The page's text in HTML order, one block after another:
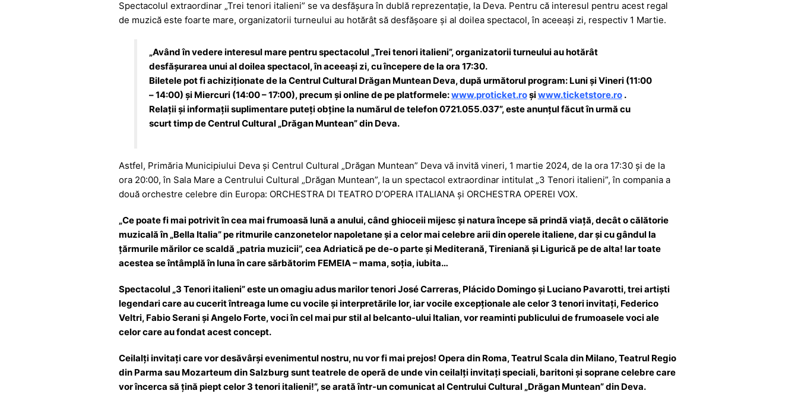
c
b
o
o
k
at
A
p
p
s
e
n
g
er
itt e
gr
a
m
s
a
g
e
ta
a
z
ă
Spectacolul extraordinar „Trei tenori italieni” se va desfășura în dublă reprezentație, la Deva. Pentru că interesul pentru acest regal
de muzică este foarte mare, organizatorii turneului au hotărât să desfășoare și al doilea spectacol, în aceeași zi, respectiv 1 Martie.
„Având în vedere interesul mare pentru spectacolul „Trei tenori italieni”, organizatorii turneului au hotărât
desfășurarea unui al doilea spectacol, în aceeași zi, cu începere de la ora 17:30.
Biletele pot fi achiziționate de la Centrul Cultural Drăgan Muntean Deva, după următorul program: Luni și Vineri (11:00
– 14:00) și Miercuri (14:00 – 17:00), precum și online de pe platformele:www.proticket.roșiwww.ticketstore.ro.
Relații și informații suplimentare puteți obține la numărul de telefon 0721.055.037”, este anunțul făcut în urmă cu
scurt timp de Centrul Cultural „Drăgan Muntean” din Deva.
Astfel, Primăria Municipiului Deva și Centrul Cultural „Drăgan Muntean” Deva vă invită vineri, 1 martie 2024, de la ora 17:30 și de la
ora 20:00, în Sala Mare a Centrului Cultural „Drăgan Muntean”, la un spectacol extraordinar intitulat „3 Tenori italieni”, în compania a
două orchestre celebre din Europa: ORCHESTRA DI TEATRO D’OPERA ITALIANA și ORCHESTRA OPEREI VOX.
„Ce poate fi mai potrivit în cea mai frumoasă lună a anului, când ghioceii mijesc și natura începe să prindă viață, decât o călătorie
muzicală în „Bella Italia” pe ritmurile canzonetelor napoletane şi a celor mai celebre arii din operele italiene, dar şi cu gândul la
ţărmurile mărilor ce scaldă „patria muzicii”, cea Adriatică pe de-o parte și Mediterană, Tireniană și Ligurică pe de alta! lar toate
acestea se întâmplă în luna în care sărbătorim FEMEIA – mama, soția, iubita…
Spectacolul „3 Tenori italieni” este un omagiu adus marilor tenori José Carreras, Plácido Domingo şi Luciano Pavarotti, trei artişti
legendari care au cucerit întreaga lume cu vocile şi interpretările lor, iar vocile excepționale ale celor 3 tenori invitați, Federico
Veltri, Fabio Serani şi Angelo Forte, voci în cel mai pur stil al belcanto-ului Italian, vor reaminti publicului de frumoasele voci ale
celor care au fondat acest concept.
Ceilalți invitați care vor desăvârşi evenimentul nostru, nu vor fi mai prejos! Opera din Roma, Teatrul Scala din Milano, Teatrul Regio
din Parma sau Mozarteum din Salzburg sunt teatrele de operă de unde vin ceilalți invitați speciali, baritoni și soprane celebre care
vor încerca să țină piept celor 3 tenori italieni!”, se arată într-un comunicat al Centrului Cultural „Drăgan Muntean” din Deva.